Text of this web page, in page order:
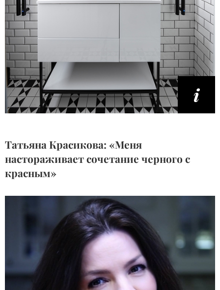
Татьяна Красикова: «Меня
настораживает сочетание черного с
красным»